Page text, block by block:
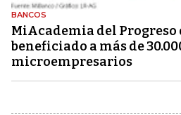
BANCOS
MiAcademia del Progreso
beneficiado a más de
microempresarios